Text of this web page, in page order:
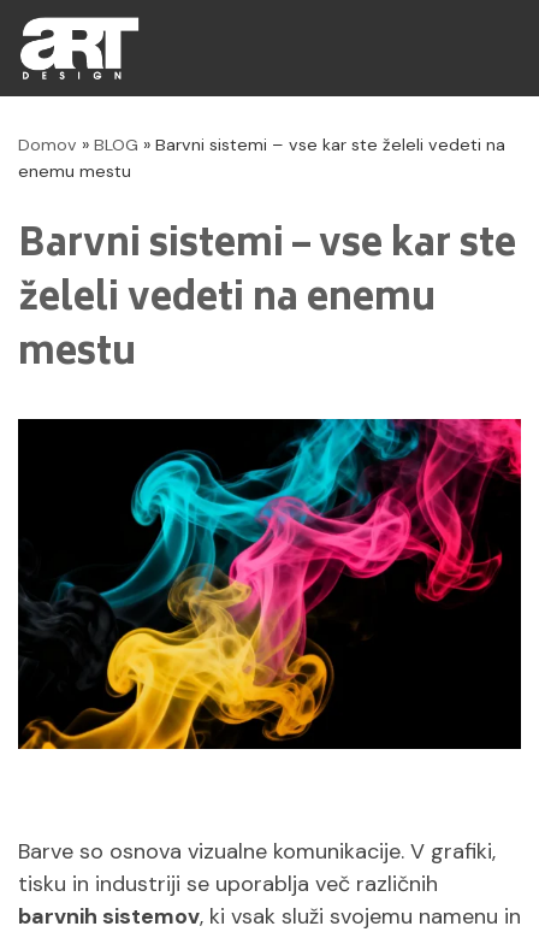
to
content
Domov » BLOG » Barvni sistemi – vse kar ste želeli vedeti na
enemu mestu
Barvni sistemi – vse kar ste
želeli vedeti na enemu
mestu
Barve so osnova vizualne komunikacije. V grafiki,
tisku in industriji se uporablja več različnih
barvnih sistemov, ki vsak služi svojemu namenu in